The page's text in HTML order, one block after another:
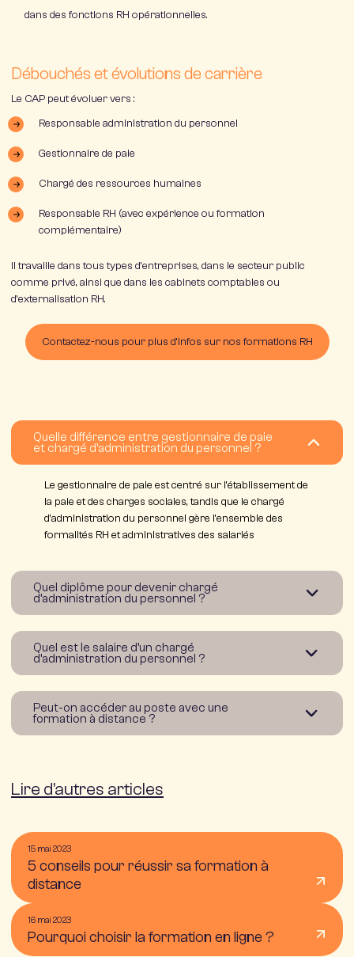
dans des fonctions RH opérationnelles.
Débouchés et évolutions de carrière
Le CAP peut évoluer vers :
Responsable administration du personnel
Gestionnaire de paie
Chargé des ressources humaines
Responsable RH (avec expérience ou formation
complémentaire)
Il travaille dans tous types d’entreprises, dans le secteur public
comme privé, ainsi que dans les cabinets comptables ou
d’externalisation RH.
Contactez-nous pour plus d’infos sur nos formations RH
Quelle différence entre gestionnaire de paie
et chargé d’administration du personnel ?
Le gestionnaire de paie est centré sur l’établissement de
la paie et des charges sociales, tandis que le chargé
d’administration du personnel gère l’ensemble des
formalités RH et administratives des salariés
Quel diplôme pour devenir chargé
d’administration du personnel ?
Quel est le salaire d’un chargé
d’administration du personnel ?
Peut-on accéder au poste avec une
formation à distance ?
Lire d'autres articles
15 mai 2023
5 conseils pour réussir sa formation à
distance
16 mai 2023
Pourquoi choisir la formation en ligne ?